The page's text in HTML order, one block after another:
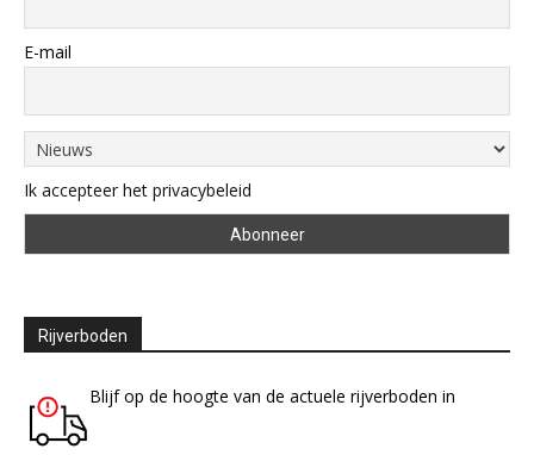
E-mail
Ik accepteer het privacybeleid
Rijverboden
Blijf op de hoogte van de actuele rijverboden in